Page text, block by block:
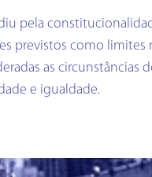
pela
previstos como limites
as
e igualdade.